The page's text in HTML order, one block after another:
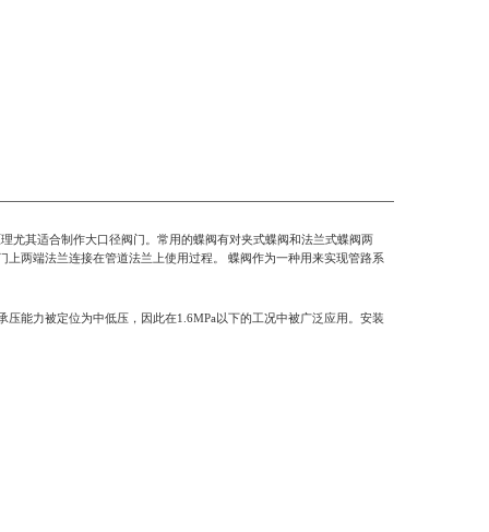
尤其适合制作大口径阀门。常用的蝶阀有对夹式蝶阀和法兰式蝶阀两
两端法兰连接在管道法兰上使用过程。 蝶阀作为一种用来实现管路系
压能力被定位为中低压，因此在1.6MPa以下的工况中被广泛应用。安装